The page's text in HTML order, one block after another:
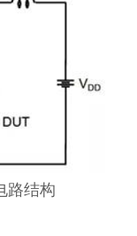
路结构